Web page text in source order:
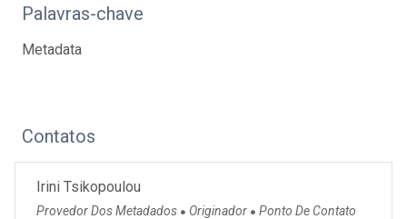
Palavras-chave
Metadata
Contatos
Irini Tsikopoulou
Provedor Dos Metadados ● Originador ● Ponto De Contato